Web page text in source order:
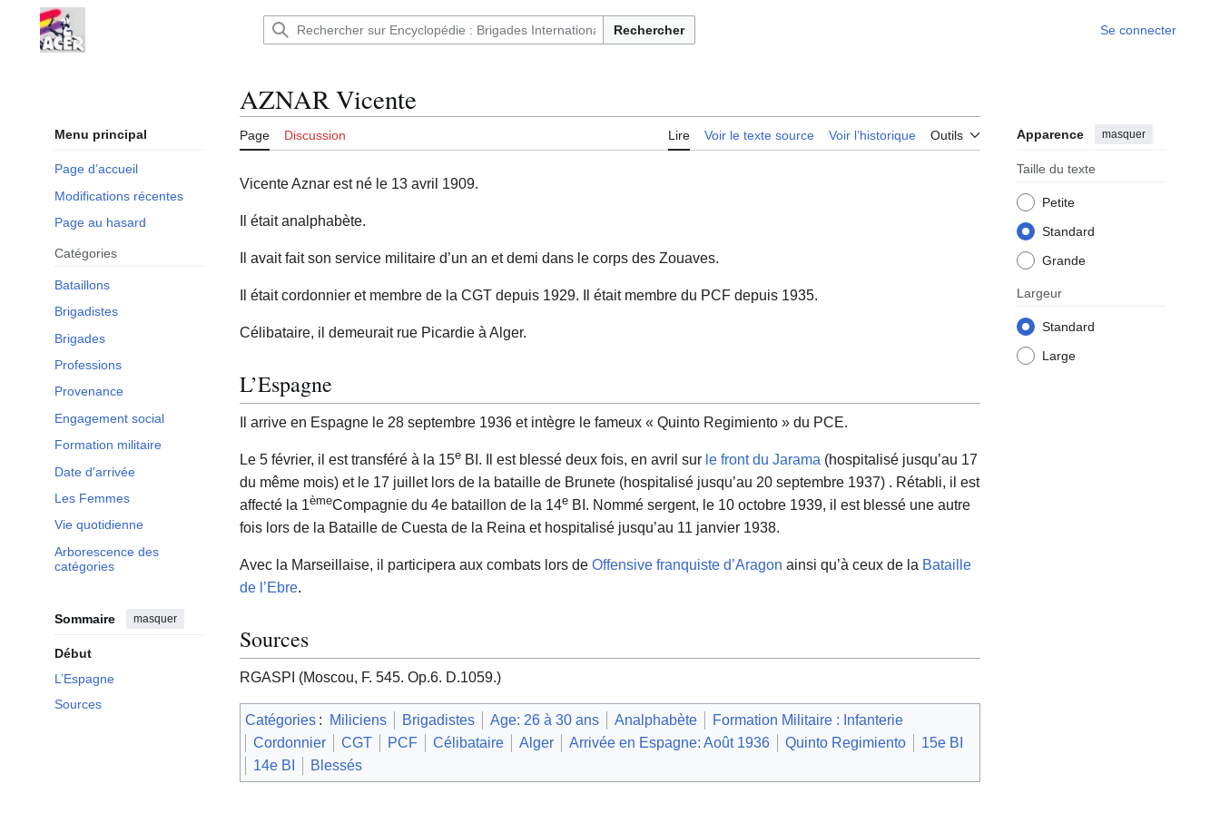
contenu
Encyclopédie : Brigades Internationales,volontaires français et immigrés en Espagne (1936-1939)
Rechercher Se connecter
Menu principal
Page d’accueil
Modifications récentes
Page au hasard
Catégories
Bataillons
Brigadistes
Brigades
Professions
Provenance
Engagement social
Formation militaire
Date d'arrivée
Les Femmes
Vie quotidienne
Arborescence des
catégories
Sommaire masquer
Début
L’Espagne
Sources
AZNAR Vicente
Page Discussion Lire Voir le texte source Voir l’historique Outils Apparence masquer
Taille du texte
Petite
Standard
Grande
Largeur
Standard
Large
Vicente Aznar est né le 13 avril 1909.
Il était analphabète.
Il avait fait son service militaire d’un an et demi dans le corps des Zouaves.
Il était cordonnier et membre de la CGT depuis 1929. Il était membre du PCF depuis 1935.
Célibataire, il demeurait rue Picardie à Alger.
L’Espagne
Il arrive en Espagne le 28 septembre 1936 et intègre le fameux « Quinto Regimiento » du PCE.
Le 5 février, il est transféré à la 15e BI. Il est blessé deux fois, en avril sur le front du Jarama (hospitalisé jusqu’au 17
du même mois) et le 17 juillet lors de la bataille de Brunete (hospitalisé jusqu’au 20 septembre 1937) . Rétabli, il est
affecté la 1èmeCompagnie du 4e bataillon de la 14e BI. Nommé sergent, le 10 octobre 1939, il est blessé une autre
fois lors de la Bataille de Cuesta de la Reina et hospitalisé jusqu’au 11 janvier 1938.
Avec la Marseillaise, il participera aux combats lors de Offensive franquiste d’Aragon ainsi qu’à ceux de la Bataille
de l’Ebre.
Sources
RGASPI (Moscou, F. 545. Op.6. D.1059.)
Catégories : Miliciens Brigadistes Age: 26 à 30 ans Analphabète
Formation Militaire : Infanterie
Cordonnier
CGT PCF Célibataire Alger Arrivée en Espagne: Août 1936 Quinto Regimiento
15e BI
14e BI
Blessés